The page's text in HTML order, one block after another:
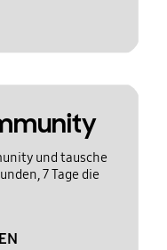
und tausche
7 Tage die